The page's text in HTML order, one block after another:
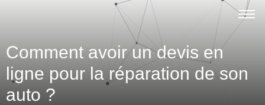
Comment avoir un devis en
ligne pour la réparation de son
auto ?